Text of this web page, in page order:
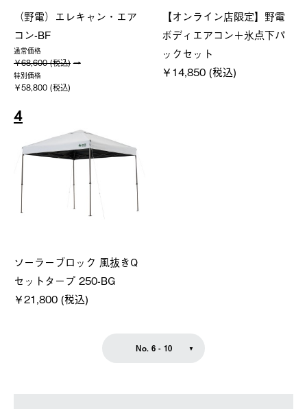
（野電）エレキャン・エア
コン-BF
通常価格
￥68,600 (税込)
特別価格
￥58,800 (税込)
【オンライン店限定】野電
ボディエアコン＋氷点下パ
ックセット
￥14,850 (税込)
4
ソーラーブロック 風抜きQ
セットタープ 250-BG
￥21,800 (税込)
No. 6 - 10